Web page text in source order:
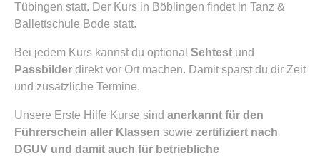
Tübingen statt. Der Kurs in Böblingen findet in Tanz &
Ballettschule Bode statt.
Bei jedem Kurs kannst du optional Sehtest und
Passbilder direkt vor Ort machen. Damit sparst du dir Zeit
und zusätzliche Termine.
Unsere Erste Hilfe Kurse sind anerkannt für den
Führerschein aller Klassen sowie zertifiziert nach
DGUV und damit auch für betriebliche